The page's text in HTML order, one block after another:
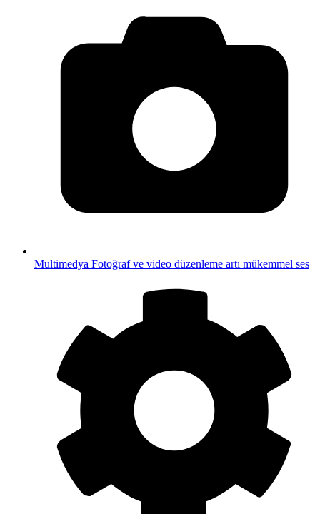
Multimedya Fotoğraf ve video düzenleme artı mükemmel ses